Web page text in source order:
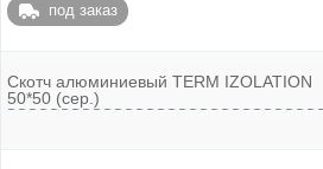
под заказ
Скотч алюминиевый TERM IZOLATION
50*50 (сер.)